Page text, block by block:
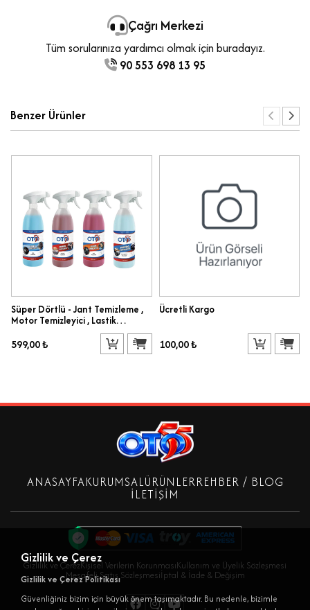
Çağrı Merkezi
Tüm sorularınıza yardımcı olmak için buradayız.
90 553 698 13 95
Benzer Ürünler
Süper Dörtlü - Jant Temizleme ,
Motor Temizleyici , Lastik
Parlatıcı , Torpido Temizleyici
599,00 ₺
Ücretli Kargo
100,00 ₺
ANASAYFAKURUMSALÜRÜNLERREHBER / BLOG
İLETIŞIM
Gizlilik ve ÇerezKişisel Verilerin KorunmasıKullanım ve Üyelik Sözleşmesi
Mesafeli Satış Sözleşmesiİptal & İade & Değişim
Gizlilik ve Çerez
Gizlilik ve Çerez Politikası
Güvenliğiniz bizim için büyük önem taşımaktadır. Bu nedenle, bizimle